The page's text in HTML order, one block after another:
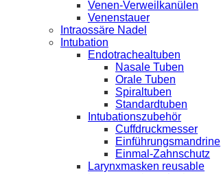
Venen-Verweilkanülen
Venenstauer
Intraossäre Nadel
Intubation
Endotrachealtuben
Nasale Tuben
Orale Tuben
Spiraltuben
Standardtuben
Intubationszubehör
Cuffdruckmesser
Einführungsmandrine
Einmal-Zahnschutz
Larynxmasken reusable